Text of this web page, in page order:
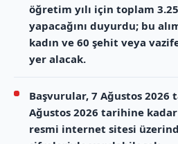
öğretim yılı için toplam
yapacağını duyurdu; bu
kadın ve 60 şehit veya
yer alacak.
Başvurular, 7 Ağustos 2026
Ağustos 2026 tarihine kadar
resmi internet sitesi